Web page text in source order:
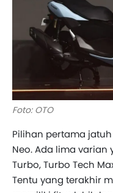
Foto: OTO
Pilihan pertama
Neo. Ada lima varian
Turbo, Turbo Tech
Tentu yang terakhir